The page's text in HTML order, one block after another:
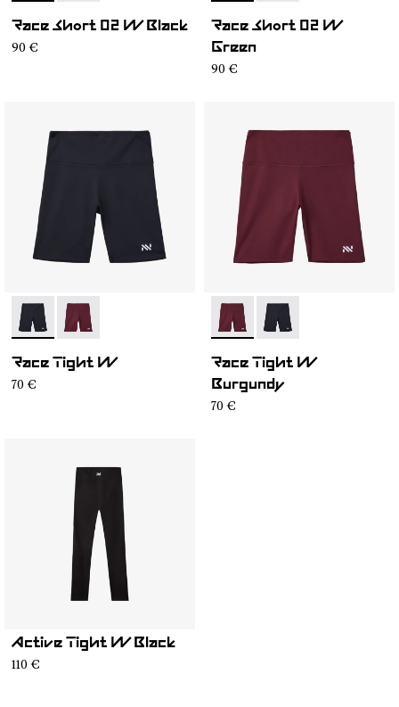
Race Short 02 W Black
90 €
Race Short 02 W
Green
90 €
- NC4ST1W-001- NC4ST1W-002
Race Tight W
70 €
- NC4ST1W-002- NC4ST1W-001
Race Tight W
Burgundy
70 €
Active Tight W Black
110 €